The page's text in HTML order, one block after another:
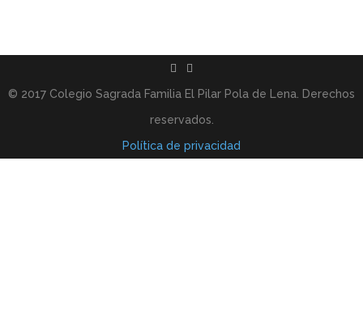
© 2017 Colegio Sagrada Familia El Pilar Pola de Lena. Derechos
reservados.
Política de privacidad